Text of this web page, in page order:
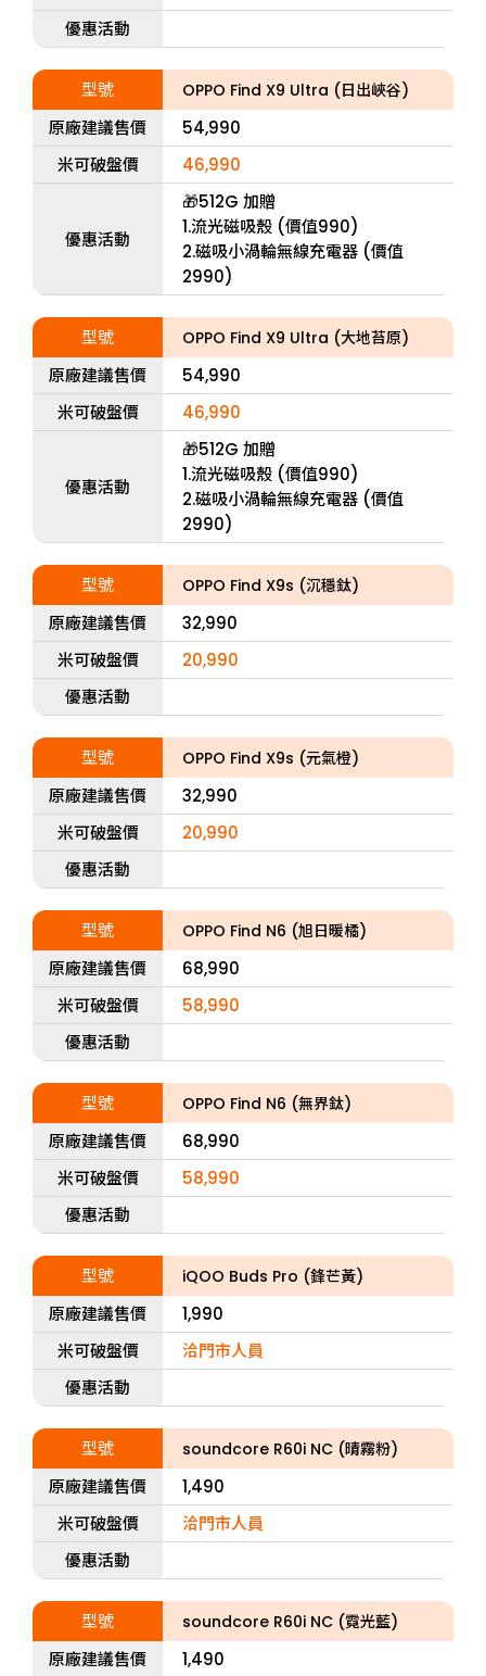
優惠活動
型號 OPPO Find X9 Ultra (日出峽谷)
原廠建議售價
54,990
米可破盤價
46,990
優惠活動
🎁512G 加贈
1.流光磁吸殼 (價值990)
2.磁吸小渦輪無線充電器 (價值
2990)
型號 OPPO Find X9 Ultra (大地苔原)
原廠建議售價
54,990
米可破盤價
46,990
優惠活動
🎁512G 加贈
1.流光磁吸殼 (價值990)
2.磁吸小渦輪無線充電器 (價值
2990)
型號 OPPO Find X9s (沉穩鈦)
原廠建議售價
32,990
米可破盤價
20,990
優惠活動
型號 OPPO Find X9s (元氣橙)
原廠建議售價
32,990
米可破盤價
20,990
優惠活動
型號 OPPO Find N6 (旭日暖橘)
原廠建議售價
68,990
米可破盤價
58,990
優惠活動
型號 OPPO Find N6 (無界鈦)
原廠建議售價
68,990
米可破盤價
58,990
優惠活動
型號 iQOO Buds Pro (鋒芒黃)
原廠建議售價
1,990
米可破盤價
洽門市人員
優惠活動
型號 soundcore R60i NC (晴霧粉)
原廠建議售價
1,490
米可破盤價
洽門市人員
優惠活動
型號 soundcore R60i NC (霓光藍)
原廠建議售價
1,490